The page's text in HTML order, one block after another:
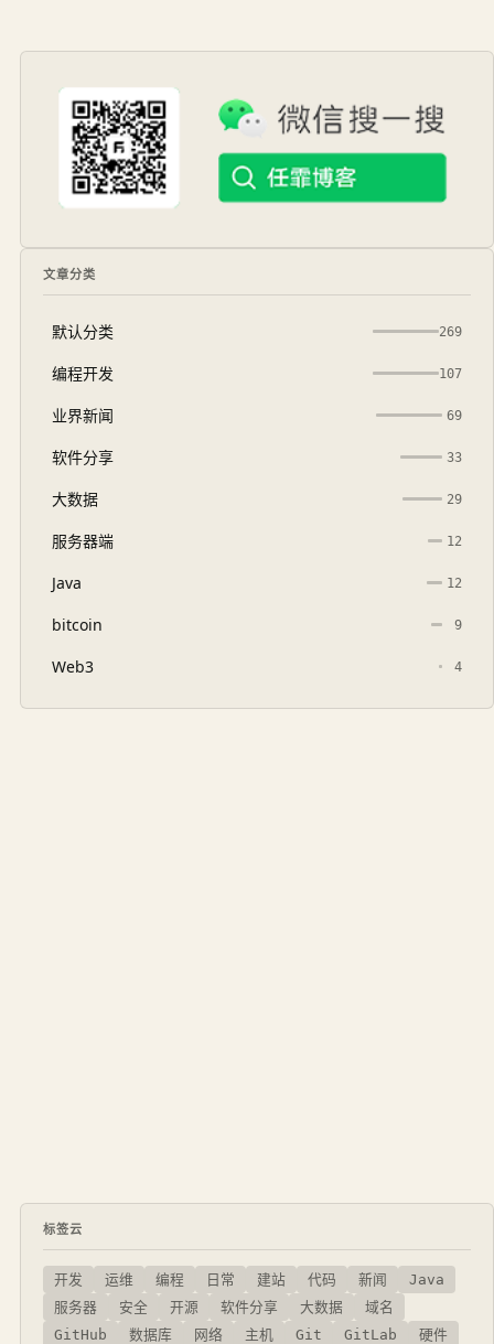
文章分类
默认分类 269
编程开发 107
业界新闻 69
软件分享 33
大数据 29
服务器端 12
Java 12
bitcoin 9
Web3 4
标签云
开发 运维 编程 日常 建站 代码 新闻
Java
服务器
安全 开源 软件分享 大数据
域名
GitHub
数据库 网络 主机 Git GitLab
硬件